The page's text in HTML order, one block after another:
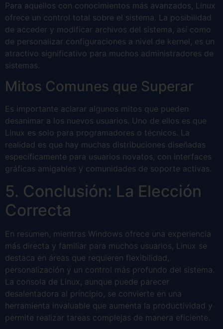
Para aquellos con conocimientos más avanzados, Linux
ofrece un control total sobre el sistema. La posibilidad
de acceder y modificar archivos del sistema, así como
de personalizar configuraciones a nivel de kernel, es un
atractivo significativo para muchos administradores de
sistemas.
Mitos Comunes que Superar
Es importante aclarar algunos mitos que pueden
desanimar a los nuevos usuarios. Uno de ellos es que
Linux es solo para programadores o técnicos. La
realidad es que hay muchas distribuciones diseñadas
específicamente para usuarios novatos, con interfaces
gráficas amigables y comunidades de soporte activas.
5. Conclusión: La Elección
Correcta
En resumen, mientras Windows ofrece una experiencia
más directa y familiar para muchos usuarios, Linux se
destaca en áreas que requieren flexibilidad,
personalización y un control más profundo del sistema.
La consola de Linux, aunque puede parecer
desalentadora al principio, se convierte en una
herramienta invaluable que aumenta la productividad y
permite realizar tareas complejas de manera eficiente.